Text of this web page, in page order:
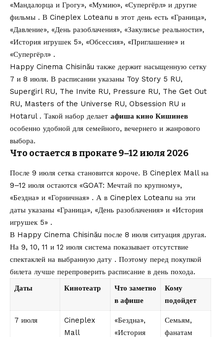
«Мандалорца и Грогу», «Мумию», «Супергёрл» и другие
фильмы . В Cineplex Loteanu в этот день есть «Граница»,
«Давление», «День разоблачения», «Закулисье реальности»,
«История игрушек 5», «Обсессия», «Приглашение» и
«Супергёрл» .
Happy Cinema Chisinău также держит насыщенную сетку
7 и 8 июля. В расписании указаны Toy Story 5 RU,
Supergirl RU, The Invite RU, Pressure RU, The Get Out
RU, Masters of the Universe RU, Obsession RU и
Hotarul . Такой набор делает афиша кино Кишинев
особенно удобной для семейного, вечернего и жанрового
выбора.
Что остается в прокате 9–12 июля 2026
После 9 июля сетка становится короче. В Cineplex Mall на
9–12 июля остаются «GOAT: Мечтай по крупному»,
«Бездна» и «Горничная» . А в Cineplex Loteanu на эти
даты указаны «Граница», «День разоблачения» и «История
игрушек 5» .
В Happy Cinema Chisinău после 8 июля ситуация другая.
На 9, 10, 11 и 12 июля система показывает отсутствие
спектаклей на выбранную дату . Поэтому перед покупкой
билета лучше перепроверить расписание в день похода.
Даты
Кинотеатр
Что заметно
в афише
Кому
подойдет
7 июля
Cineplex
Mall
«Бездна»,
«История
Семьям,
фанатам